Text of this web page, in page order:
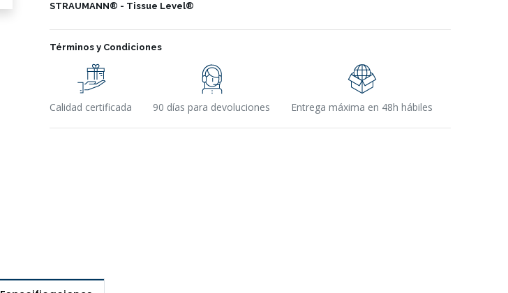
STRAUMANN® - Tissue Level®
Términos y Condiciones
Calidad certificada 90 días para devoluciones Entrega máxima en 48h hábiles